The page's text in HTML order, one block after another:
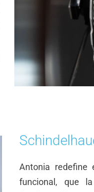
Antonia redefine
funcional, que